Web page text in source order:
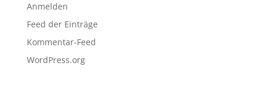
Anmelden
Feed der Einträge
Kommentar-Feed
WordPress.org